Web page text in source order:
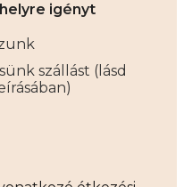
igényt
szállást (lásd